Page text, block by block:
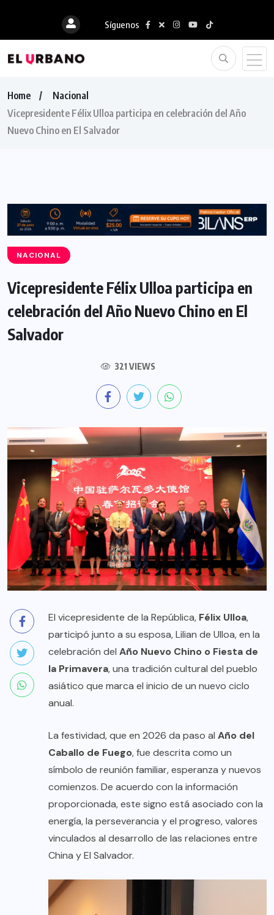
Síguenos
Home
Nacional
Vicepresidente Félix Ulloa participa en celebración del Año
Nuevo Chino en El Salvador
NACIONAL
Vicepresidente Félix Ulloa participa en
celebración del Año Nuevo Chino en El
Salvador
321 VIEWS
El vicepresidente de la República, Félix Ulloa,
participó junto a su esposa, Lilian de Ulloa, en la
celebración del Año Nuevo Chino o Fiesta de
la Primavera, una tradición cultural del pueblo
asiático que marca el inicio de un nuevo ciclo
anual.
La festividad, que en 2026 da paso al Año del
Caballo de Fuego, fue descrita como un
símbolo de reunión familiar, esperanza y nuevos
comienzos. De acuerdo con la información
proporcionada, este signo está asociado con la
energía, la perseverancia y el progreso, valores
vinculados al desarrollo de las relaciones entre
China y El Salvador.